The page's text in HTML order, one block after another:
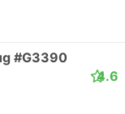
#G3390
4.6